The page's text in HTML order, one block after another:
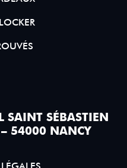
SAINT SÉBASTIEN
– 54000 NANCY